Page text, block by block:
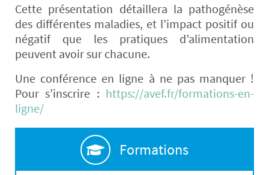
Cette présentation détaillera la pathogénèse
des différentes maladies, et l’impact positif ou
négatif que les pratiques d’alimentation
peuvent avoir sur chacune.
Une conférence en ligne à ne pas manquer !
Pour s’inscrire : https://avef.fr/formations-en-
ligne/
Formations